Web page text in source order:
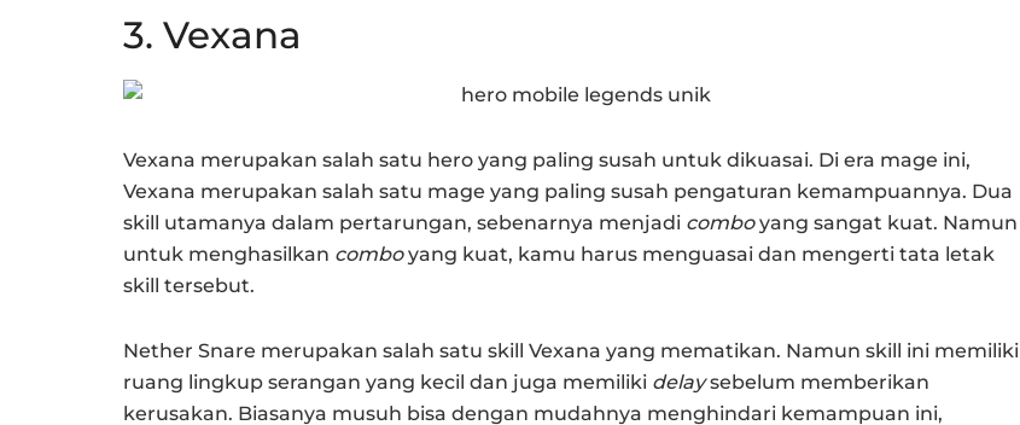
3. Vexana
Vexana merupakan salah satu hero yang paling susah untuk dikuasai. Di era mage ini,
Vexana merupakan salah satu mage yang paling susah pengaturan kemampuannya. Dua
skill utamanya dalam pertarungan, sebenarnya menjadi comboyang sangat kuat. Namun
untuk menghasilkan comboyang kuat, kamu harus menguasai dan mengerti tata letak
skill tersebut.
Nether Snare merupakan salah satu skill Vexana yang mematikan. Namun skill ini memiliki
ruang lingkup serangan yang kecil dan juga memiliki delaysebelum memberikan
kerusakan. Biasanya musuh bisa dengan mudahnya menghindari kemampuan ini,